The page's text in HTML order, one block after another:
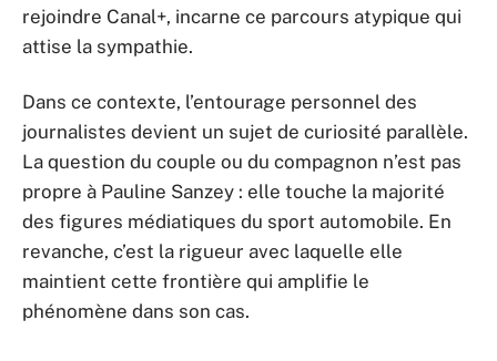
rejoindre Canal+, incarne ce parcours atypique qui
attise la sympathie.
Dans ce contexte, l’entourage personnel des
journalistes devient un sujet de curiosité parallèle.
La question du couple ou du compagnon n’est pas
propre à Pauline Sanzey : elle touche la majorité
des figures médiatiques du sport automobile. En
revanche, c’est la rigueur avec laquelle elle
maintient cette frontière qui amplifie le
phénomène dans son cas.